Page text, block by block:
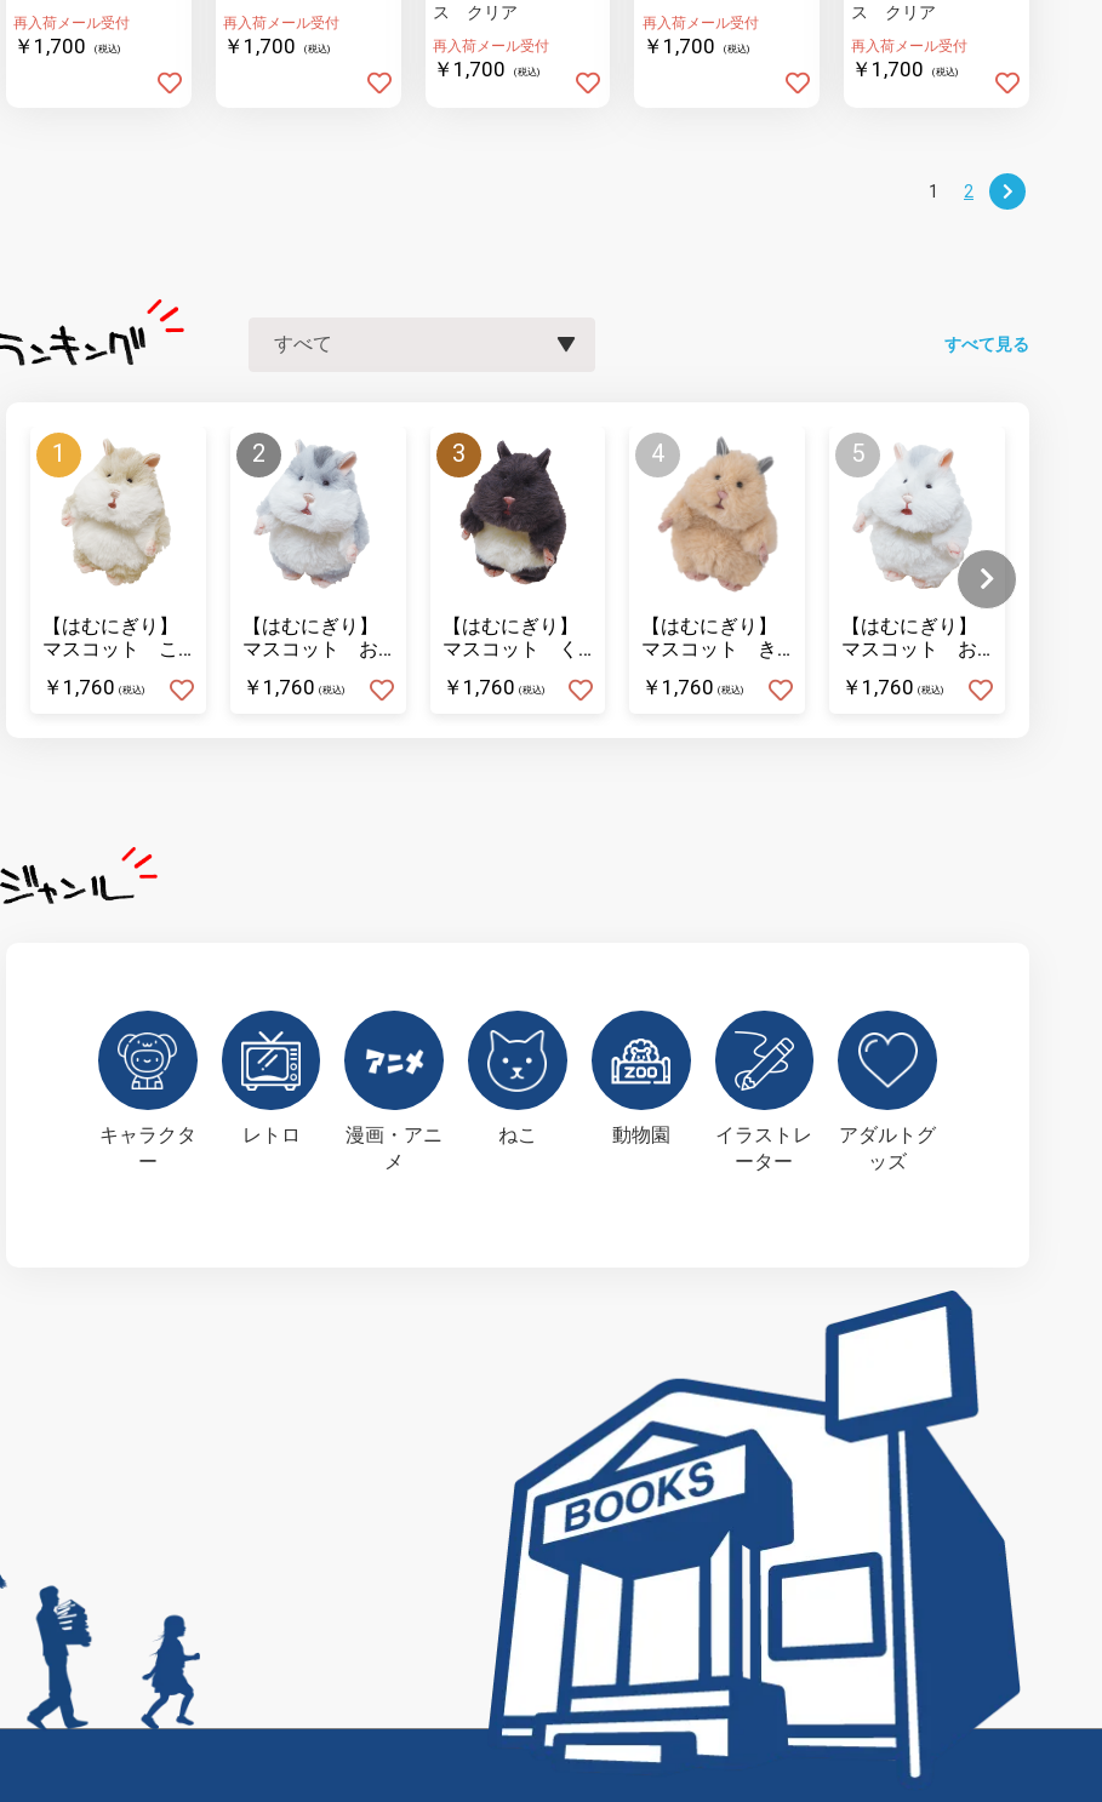
再入荷メール受付
￥1,700 (税込)
再入荷メール受付
￥1,700 (税込)
ス クリア
再入荷メール受付
￥1,700 (税込)
再入荷メール受付
￥1,700 (税込)
ス クリア
再入荷メール受付
￥1,700 (税込)
1 2
すべて見る
【はむにぎり】
マスコット こ
￥1,760 (税込)
【はむにぎり】
マスコット お
￥1,760 (税込)
【はむにぎり】
マスコット く
￥1,760 (税込)
【はむにぎり】
マスコット き
￥1,760 (税込)
【はむにぎり】
マスコット お
￥1,760 (税込)
キャラクタ
ー
レトロ
漫画・アニ
メ
ねこ 動物園
イラストレ
ーター
アダルトグ
ッズ